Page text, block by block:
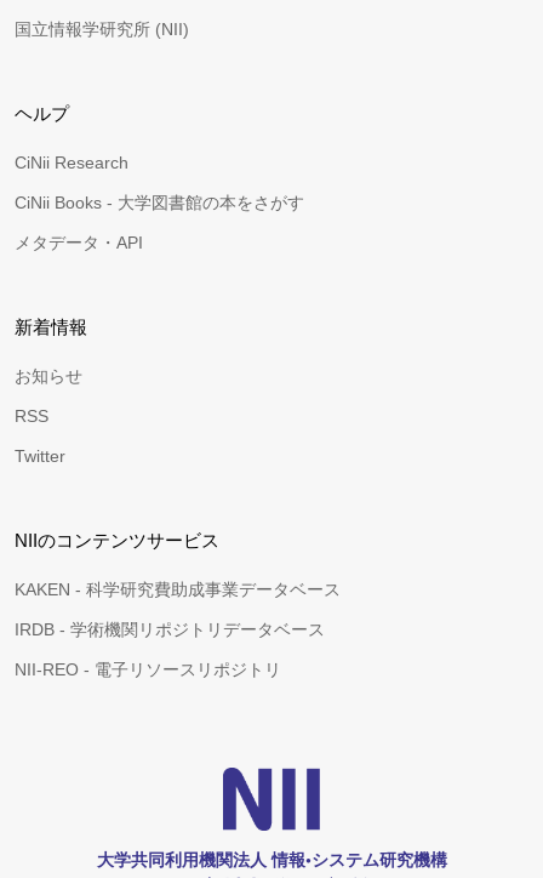
国立情報学研究所 (NII)
ヘルプ
CiNii Research
CiNii Books - 大学図書館の本をさがす
メタデータ・API
新着情報
お知らせ
RSS
Twitter
NIIのコンテンツサービス
KAKEN - 科学研究費助成事業データベース
IRDB - 学術機関リポジトリデータベース
NII-REO - 電子リソースリポジトリ
大学共同利用機関法人 情報•システム研究機構